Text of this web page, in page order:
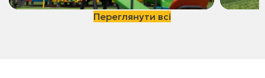
Переглянути всі